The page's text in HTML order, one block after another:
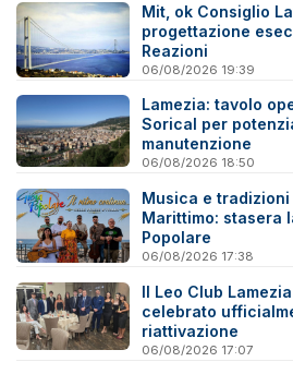
Mit, ok Consiglio
progettazione
Reazioni
06/08/2026 19:39
Lamezia: tavolo
Sorical per
manutenzione
06/08/2026 18:50
Musica e
Marittimo: stasera
Popolare
06/08/2026 17:38
Il Leo Club
celebrato
riattivazione
06/08/2026 17:07